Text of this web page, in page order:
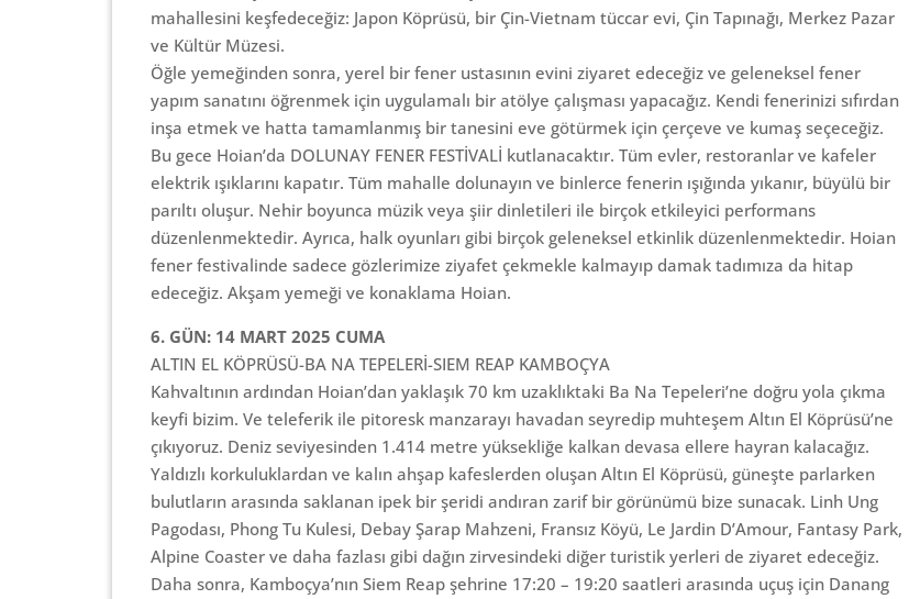
mahallesini keşfedeceğiz: Japon Köprüsü, bir Çin-Vietnam tüccar evi, Çin Tapınağı, Merkez Pazar
ve Kültür Müzesi.
Öğle yemeğinden sonra, yerel bir fener ustasının evini ziyaret edeceğiz ve geleneksel fener
yapım sanatını öğrenmek için uygulamalı bir atölye çalışması yapacağız. Kendi fenerinizi sıfırdan
inşa etmek ve hatta tamamlanmış bir tanesini eve götürmek için çerçeve ve kumaş seçeceğiz.
Bu gece Hoian’da DOLUNAY FENER FESTİVALİ kutlanacaktır. Tüm evler, restoranlar ve kafeler
elektrik ışıklarını kapatır. Tüm mahalle dolunayın ve binlerce fenerin ışığında yıkanır, büyülü bir
parıltı oluşur. Nehir boyunca müzik veya şiir dinletileri ile birçok etkileyici performans
düzenlenmektedir. Ayrıca, halk oyunları gibi birçok geleneksel etkinlik düzenlenmektedir. Hoian
fener festivalinde sadece gözlerimize ziyafet çekmekle kalmayıp damak tadımıza da hitap
edeceğiz. Akşam yemeği ve konaklama Hoian.
6. GÜN: 14 MART 2025 CUMA
ALTIN EL KÖPRÜSÜ-BA NA TEPELERİ-SIEM REAP KAMBOÇYA
Kahvaltının ardından Hoian’dan yaklaşık 70 km uzaklıktaki Ba Na Tepeleri’ne doğru yola çıkma
keyfi bizim. Ve teleferik ile pitoresk manzarayı havadan seyredip muhteşem Altın El Köprüsü’ne
çıkıyoruz. Deniz seviyesinden 1.414 metre yüksekliğe kalkan devasa ellere hayran kalacağız.
Yaldızlı korkuluklardan ve kalın ahşap kafeslerden oluşan Altın El Köprüsü, güneşte parlarken
bulutların arasında saklanan ipek bir şeridi andıran zarif bir görünümü bize sunacak. Linh Ung
Pagodası, Phong Tu Kulesi, Debay Şarap Mahzeni, Fransız Köyü, Le Jardin D’Amour, Fantasy Park,
Alpine Coaster ve daha fazlası gibi dağın zirvesindeki diğer turistik yerleri de ziyaret edeceğiz.
Daha sonra, Kamboçya’nın Siem Reap şehrine 17:20 – 19:20 saatleri arasında uçuş için Danang